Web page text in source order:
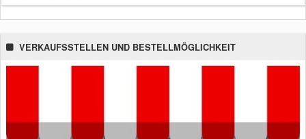
VERKAUFSSTELLEN UND BESTELLMÖGLICHKEIT